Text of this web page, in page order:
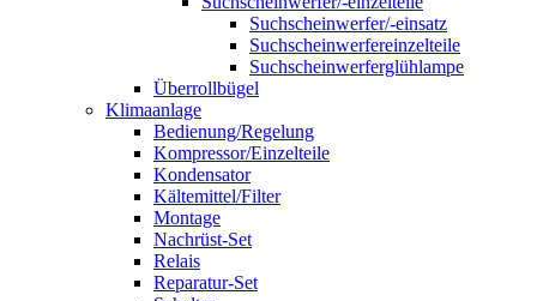
Suchscheinwerfer/-einsatz
Suchscheinwerfereinzelteile
Suchscheinwerferglühlampe
Überrollbügel
Klimaanlage
Bedienung/Regelung
Kompressor/Einzelteile
Kondensator
Kältemittel/Filter
Montage
Nachrüst-Set
Relais
Reparatur-Set